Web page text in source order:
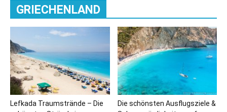
GRIECHENLAND
Lefkada Traumstrände – Die
Die schönsten Ausflugsziele &